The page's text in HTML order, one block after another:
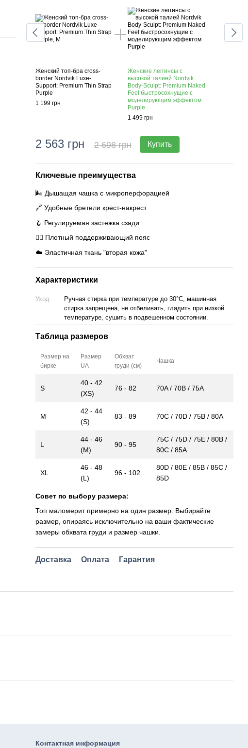
Женский топ-бра cross-
border Nordvik Luxe-
Support: Premium Thin Strap
Purple
1 199 грн
Женские леггинсы с
высокой талией Nordvik
Body-Sculpt: Premium Naked
Feel быстросохнущие с
моделирующим эффектом
Purple
1 499 грн
2 563 грн 2 698 грн Купить
Ключевые преимущества
🌬️ Дышащая чашка с микроперфорацией
🔗 Удобные бретели крест-накрест
🪝 Регулируемая застежка сзади
🧘‍♀️ Плотный поддерживающий пояс
☁️ Эластичная ткань "вторая кожа"
Характеристики
Уход
Ручная стирка при температуре до 30°C, машинная
стирка запрещена, не отбеливать, гладить при низкой
температуре, сушить в подвешенном состоянии.
Таблица размеров
Размер на
бирке
Размер
UA
Обхват
груди (см)
Чашка
S
40 - 42
(XS)
76 - 82 70A / 70B / 75A
M
42 - 44
(S)
83 - 89 70C / 70D / 75B / 80A
L
44 - 46
(M)
90 - 95
75C / 75D / 75E / 80B /
80C / 85A
XL
46 - 48
(L)
96 - 102
80D / 80E / 85B / 85C /
85D
Совет по выбору размера:
Топ маломерит примерно на один размер. Выбирайте
размер, опираясь исключительно на ваши фактические
замеры обхвата груди и размер чашки.
Доставка Оплата Гарантия
Контактная информация